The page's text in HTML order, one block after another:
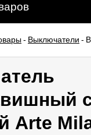
- Выключатели -
Arte